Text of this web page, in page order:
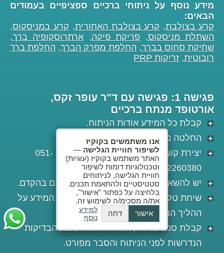
מידע נוסף על ניתוחי ברכיים ספציפיים בעמודים
הבאים:
קרע בצולבת, קרע בצולבת האחורית, קרע במניסקוס,
השתלת מניסקוס, פריקת פיקה, ארתרוסקופיה ברך,
שחיקת סחוס בברך, החלפת מפרק הברך, החלפת ברך
רובוטית, זריקות PRP
פגישה 1: פגישה עם ד"ר עופר זקס,
אורטופד מנתח ברכיים
קבלת כל המידע אודות הניתוח.
החלטה משותפת לבצע את הניתוח.
יצירת קשר עם מוקד זימון ניתוחים בטל' 051-
2260380.
יש להשאיר הודעה לדורון, שתחזור אליכם בהקדם.
שיחת טלפון עם דורון ובה תקבל את כל המידע על
ההליך הניתוחי וייקבע מועד לניתוח.
קבלת סמס מדורון הכוללת את רשימת הבדיקות
הנדרשות לפני הניתוח והסבר מפורט.
אנו משתמשים בקוקיז
לשיפור חוויית הגלישה —
האתר משתמש בקוקיז (עוגיות)
וטכנולוגיות דומות לשיפור
חוויית הגלישה, לניתוחים
סטטיסטיים ולהתאמת תכנים.
בלחיצה על כפתור "אישור",
את/ה מסכימ/ה לשימוש זה.
אישור
דחה
למידע
נוסף